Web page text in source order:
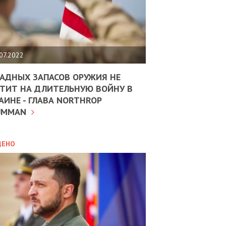
ЗАПАСОВ ОРУЖИЯ НЕ
НА ДЛИТЕЛЬНУЮ ВОЙНУ В
- ГЛАВА NORTHROP
10.02.2025